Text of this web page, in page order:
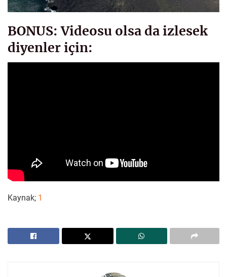
BONUS: Videosu olsa da izlesek
diyenler için:
Kaynak; 1